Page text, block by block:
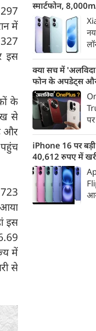
में
इस
के
से
और
इस
में
से
स्मार्टफोन,
क्या सच में
फोन के अपडेट्स और
iPhone 16 पर
40,612 रुपए में
डिस्काउंट